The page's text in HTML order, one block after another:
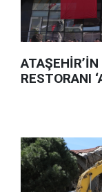
RESTORANI